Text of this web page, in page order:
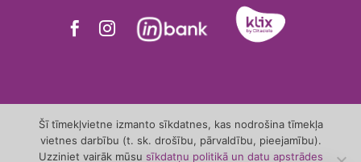
 
© 2000-2024 A/S “SIROWA Dental Clinic”
Šī tīmekļvietne izmanto sīkdatnes, kas nodrošina tīmekļa
vietnes darbību (t. sk. drošību, pārvaldību, pieejamību).
Uzziniet vairāk mūsu sīkdatņu politikā un datu apstrādes